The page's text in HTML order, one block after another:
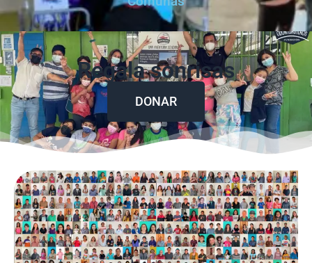
Regala sonrisas
DONAR